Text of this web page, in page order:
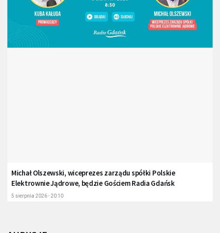
Michał Olszewski, wiceprezes zarządu spółki Polskie
Elektrownie Jądrowe, będzie Gościem Radia Gdańsk
5 sierpnia 2026 - 20:10